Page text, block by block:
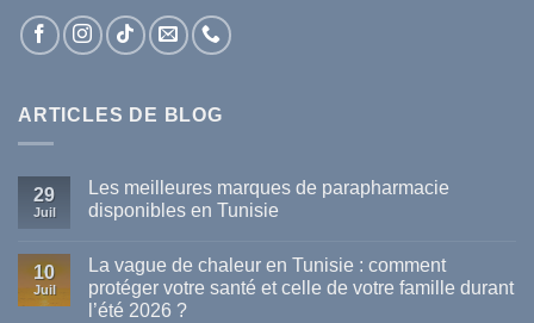
ARTICLES DE BLOG
29
Juil
Les meilleures marques de parapharmacie
disponibles en Tunisie
sur
meilleures
marques
10
Juil
La vague de chaleur en Tunisie : comment
protéger votre santé et celle de votre famille durant
l’été 2026 ?